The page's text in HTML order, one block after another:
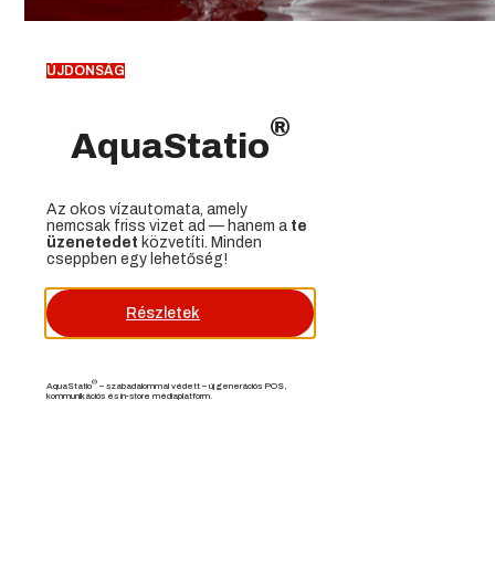
ÚJDONSÁG
AquaStatio®
Az okos vízautomata, amely
nemcsak friss vizet ad — hanem a te
üzenetedet közvetíti. Minden
cseppben egy lehetőség!
Részletek
AquaStatio® – szabadalommal védett – új generációs POS,
kommunikációs és in-store médiaplatform.